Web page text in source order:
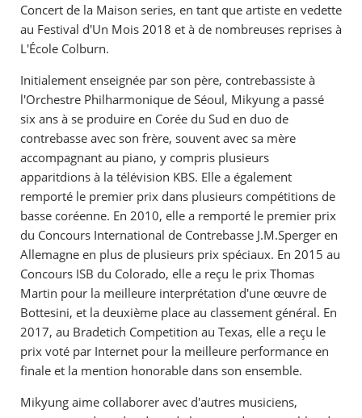
Concert de la Maison series, en tant que artiste en vedette
au Festival d'Un Mois 2018 et à de nombreuses reprises à
L'École Colburn.
Initialement enseignée par son père, contrebassiste à
l'Orchestre Philharmonique de Séoul, Mikyung a passé
six ans à se produire en Corée du Sud en duo de
contrebasse avec son frère, souvent avec sa mère
accompagnant au piano, y compris plusieurs
apparitdions à la télévision KBS. Elle a également
remporté le premier prix dans plusieurs compétitions de
basse coréenne. En 2010, elle a remporté le premier prix
du Concours International de Contrebasse J.M.Sperger en
Allemagne en plus de plusieurs prix spéciaux. En 2015 au
Concours ISB du Colorado, elle a reçu le prix Thomas
Martin pour la meilleure interprétation d'une œuvre de
Bottesini, et la deuxième place au classement général. En
2017, au Bradetich Competition au Texas, elle a reçu le
prix voté par Internet pour la meilleure performance en
finale et la mention honorable dans son ensemble.
Mikyung aime collaborer avec d'autres musiciens,